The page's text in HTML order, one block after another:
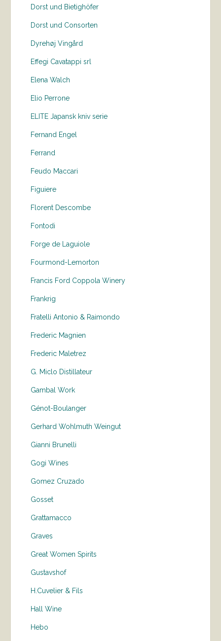
Dorst und Bietighöfer
Dorst und Consorten
Dyrehøj Vingård
Effegi Cavatappi srl
Elena Walch
Elio Perrone
ELITE Japansk kniv serie
Fernand Engel
Ferrand
Feudo Maccari
Figuiere
Florent Descombe
Fontodi
Forge de Laguiole
Fourmond-Lemorton
Francis Ford Coppola Winery
Frankrig
Fratelli Antonio & Raimondo
Frederic Magnien
Frederic Maletrez
G. Miclo Distillateur
Gambal Work
Génot-Boulanger
Gerhard Wohlmuth Weingut
Gianni Brunelli
Gogi Wines
Gomez Cruzado
Gosset
Grattamacco
Graves
Great Women Spirits
Gustavshof
H.Cuvelier & Fils
Hall Wine
Hebo